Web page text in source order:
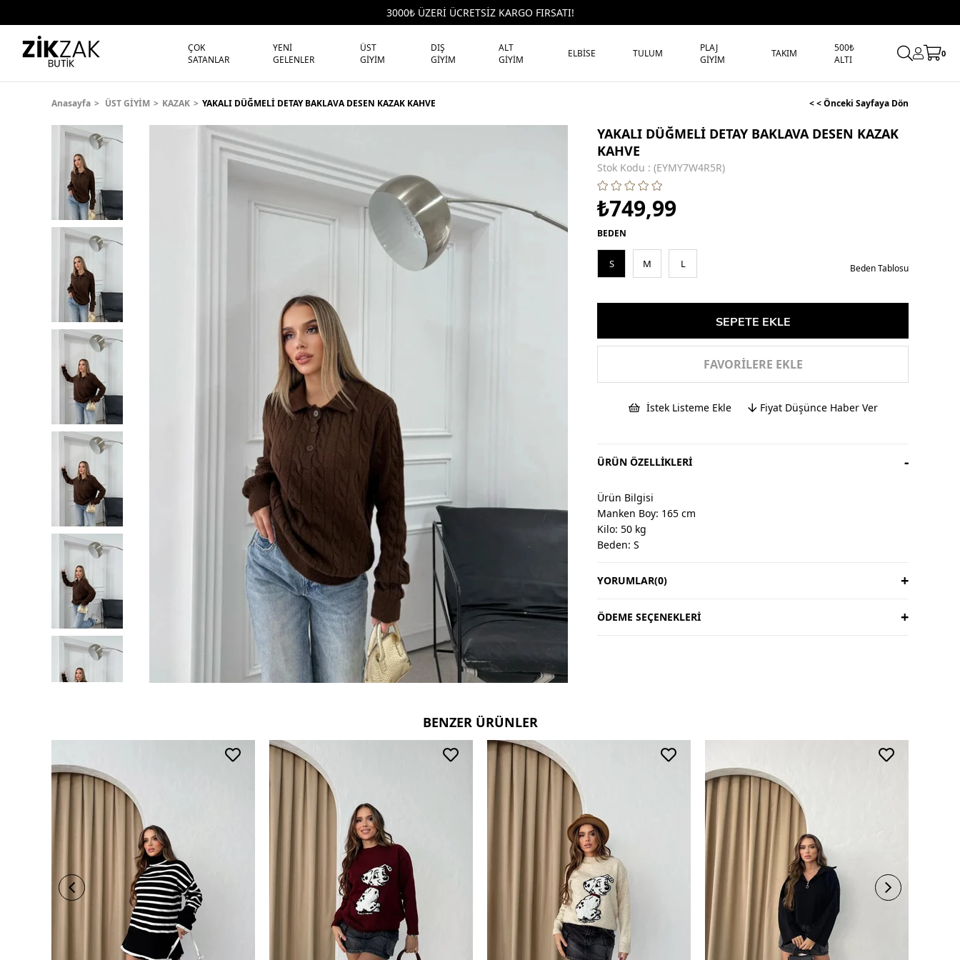
3000₺ ÜZERİ ÜCRETSİZ KARGO FIRSATI!
ÇOK
SATANLAR
YENİ
GELENLER
ÜST
GİYİM
DIŞ
GİYİM
ALT
GİYİM
ELBİSE TULUM
PLAJ
GİYİM
TAKIM
500₺
ALTI
0
Anasayfa ÜST GİYİM KAZAK YAKALI DÜĞMELİ DETAY BAKLAVA DESEN KAZAK KAHVE < < Önceki Sayfaya Dön
YAKALI DÜĞMELİ DETAY BAKLAVA DESEN KAZAK
KAHVE
Stok Kodu (EYMY7W4R5R)
₺749,99
BEDEN
S M L Beden Tablosu
FAVORILERE EKLE
İstek Listeme Ekle Fiyat Düşünce Haber Ver
ÜRÜN ÖZELLIKLERI
Ürün Bilgisi
Manken Boy: 165 cm
Kilo: 50 kg
Beden: S
Değişim & İade
Değişim süresi 3 iş günüdür.
Kargo alıcıya aittir.
tercih ediniz.
YORUMLAR(0)
ÖDEME SEÇENEKLERI
BENZER ÜRÜNLER